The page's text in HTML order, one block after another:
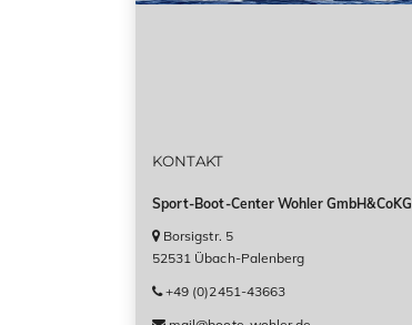
KONTAKT
Sport-Boot-Center Wohler GmbH&CoKG
Borsigstr. 5
52531 Übach-Palenberg
+49 (0)2451-43663